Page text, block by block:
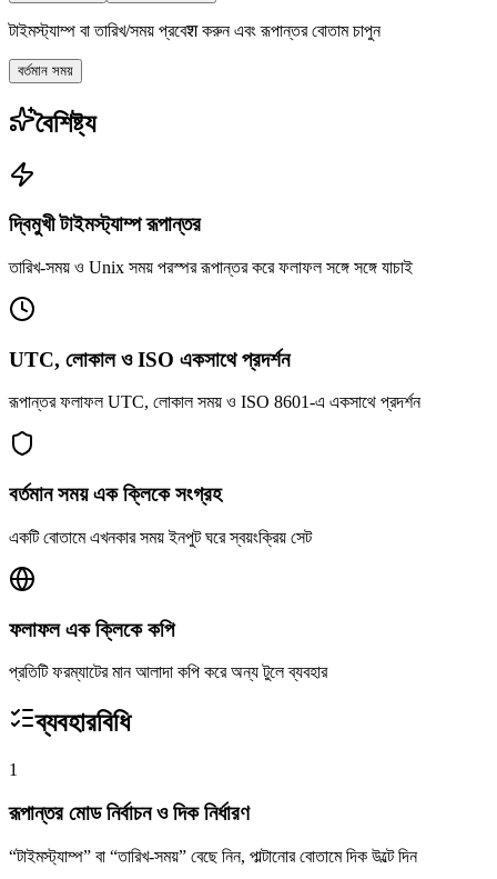
টাইমস্ট্যাম্প বা তারিখ/সময় প্রবেश করুন এবং রূপান্তর বোতাম চাপুন
বর্তমান সময়
বৈশিষ্ট্য
দ্বিমুখী টাইমস্ট্যাম্প রূপান্তর
তারিখ-সময় ও Unix সময় পরস্পর রূপান্তর করে ফলাফল সঙ্গে সঙ্গে যাচাই
UTC, লোকাল ও ISO একসাথে প্রদর্শন
রূপান্তর ফলাফল UTC, লোকাল সময় ও ISO 8601-এ একসাথে প্রদর্শন
বর্তমান সময় এক ক্লিকে সংগ্রহ
একটি বোতামে এখনকার সময় ইনপুট ঘরে স্বয়ংক্রিয় সেট
ফলাফল এক ক্লিকে কপি
প্রতিটি ফরম্যাটের মান আলাদা কপি করে অন্য টুলে ব্যবহার
ব্যবহারবিধি
1
রূপান্তর মোড নির্বাচন ও দিক নির্ধারণ
“টাইমস্ট্যাম্প” বা “তারিখ-সময়” বেছে নিন, পাল্টানোর বোতামে দিক উল্টে দিন